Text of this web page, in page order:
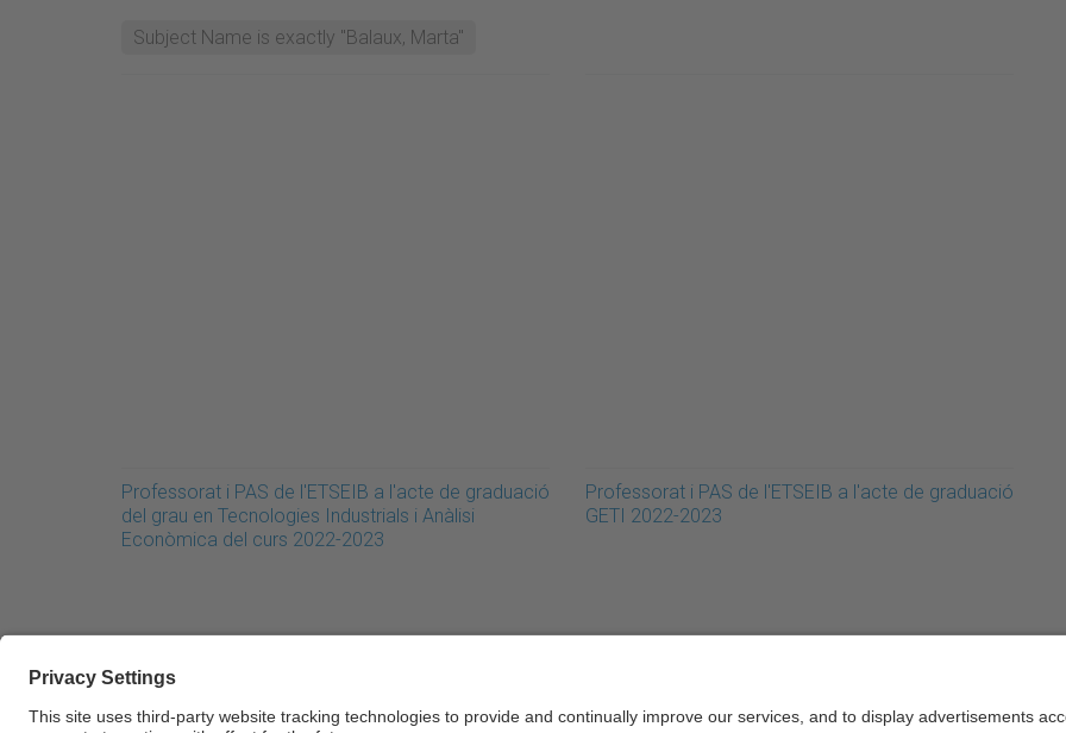
Subject Name is exactly "Balaux, Marta"
Professorat i PAS de l'ETSEIB a l'acte de graduació
del grau en Tecnologies Industrials i Anàlisi
Econòmica del curs 2022-2023
Professorat i PAS de l'ETSEIB a l'acte de graduació
GETI 2022-2023
© UPC Universitat Politècnica de Catalunya · BarcelonaTech